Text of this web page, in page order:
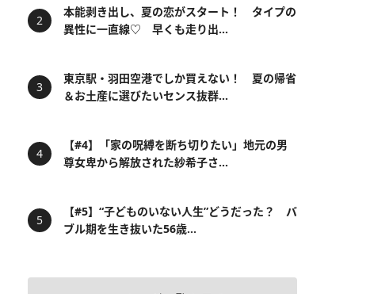
本能剥き出し、夏の恋がスタート！ タイプの
異性に一直線♡ 早くも走り出...
東京駅・羽田空港でしか買えない！ 夏の帰省
＆お土産に選びたいセンス抜群...
【#4】「家の呪縛を断ち切りたい」地元の男
尊女卑から解放された紗希子さ...
【#5】“子どものいない人生”どうだった？ バ
ブル期を生き抜いた56歳...